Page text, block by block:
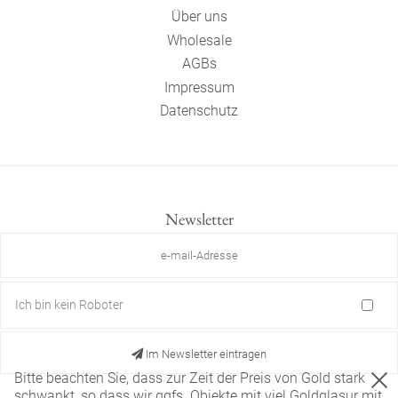
Über uns
Wholesale
AGBs
Impressum
Datenschutz
Newsletter
Ich bin kein Roboter
Im Newsletter eintragen
Bitte beachten Sie, dass zur Zeit der Preis von Gold stark